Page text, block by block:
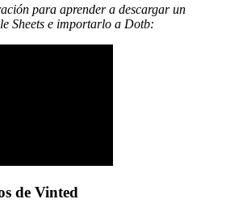
para aprender a descargar un
Sheets e importarlo a Dotb:
de Vinted